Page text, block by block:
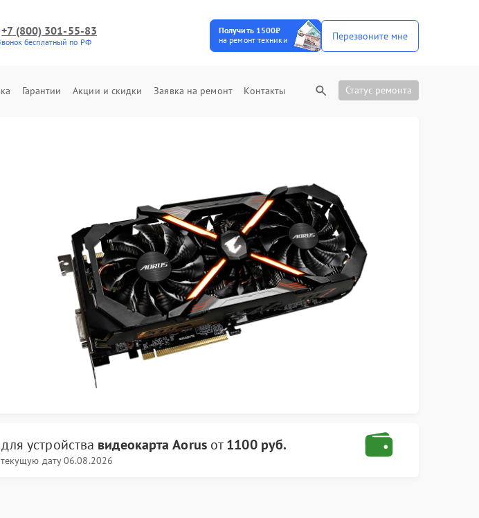
+7 (800) 301-55-83
бесплатный по РФ
Получить 1500₽
на ремонт техники
Перезвоните мне
Гарантии Акции и скидки Заявка на ремонт Контакты Статус ремонта
для устройства видеокарта Aorusот1100 руб.
дату 06.08.2026